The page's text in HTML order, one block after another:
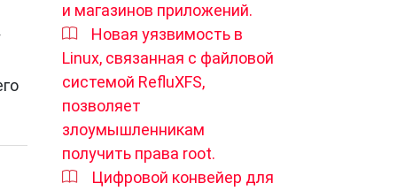
и магазинов приложений.
Новая уязвимость в
Linux, связанная с файловой
системой RefluXFS,
позволяет
злоумышленникам
получить права root.
Цифровой конвейер для